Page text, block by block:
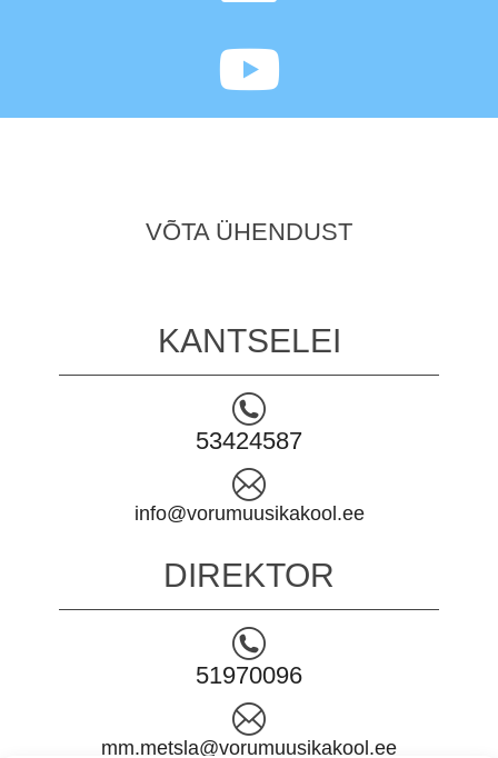
VÕTA ÜHENDUST
KANTSELEI
53424587
info@vorumuusikakool.ee
DIREKTOR
51970096
mm.metsla@vorumuusikakool.ee